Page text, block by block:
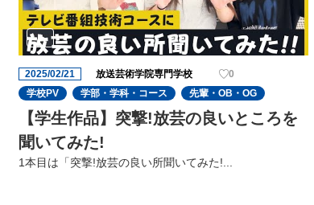
2025/02/21 放送芸術学院専門学校
0
学校PV
学部・学科・コース 先輩・OB・OG
【学生作品】突撃!放芸の良いところを
聞いてみた!
1本目は「突撃!放芸の良い所聞いてみた!...